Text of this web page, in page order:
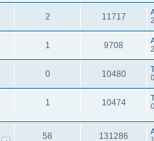
2 11717
1 9708
0 10480
1 10474
58 131286